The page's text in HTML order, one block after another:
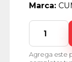
Marca:
020543585
quantity
Agrega este